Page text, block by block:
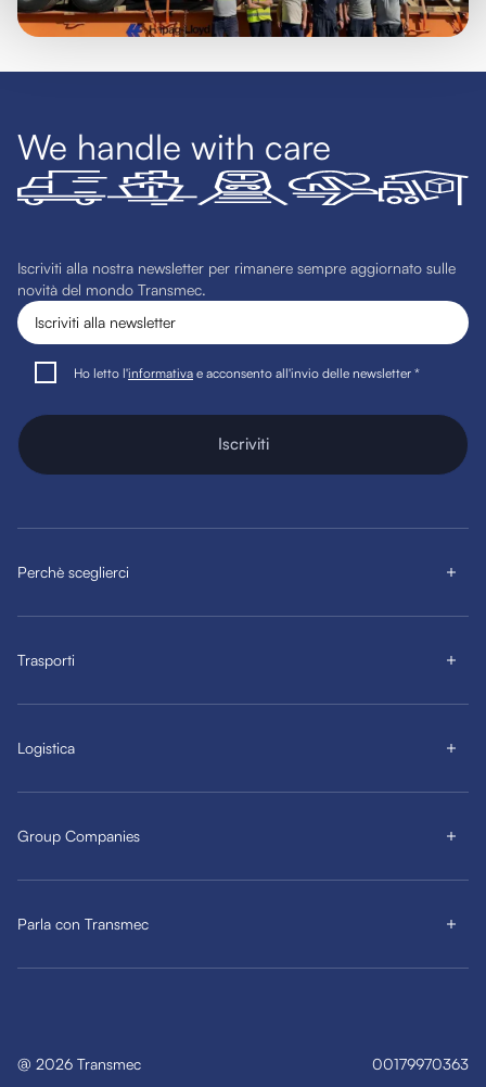
We handle with care
Iscriviti alla nostra newsletter per rimanere sempre aggiornato sulle
novità del mondo Transmec.
Ho letto l'informativa e acconsento all'invio delle newsletter *
Iscriviti
Perchè sceglierci
Trasporti
Logistica
Group Companies
Parla con Transmec
@ 2026 Transmec 00179970363